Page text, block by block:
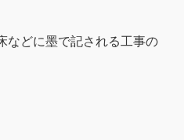
などに墨で記される工事の